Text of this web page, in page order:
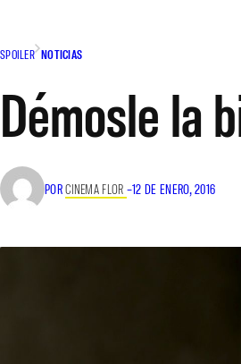
SPOILER NOTICIAS
Démosle la
PORCINEMA FLOR –12 DE ENERO, 2016